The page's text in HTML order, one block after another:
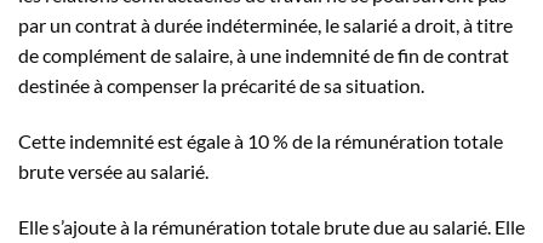
par un contrat à durée indéterminée, le salarié a droit, à titre
de complément de salaire, à une indemnité de fin de contrat
destinée à compenser la précarité de sa situation.
Cette indemnité est égale à 10 % de la rémunération totale
brute versée au salarié.
Elle s’ajoute à la rémunération totale brute due au salarié. Elle